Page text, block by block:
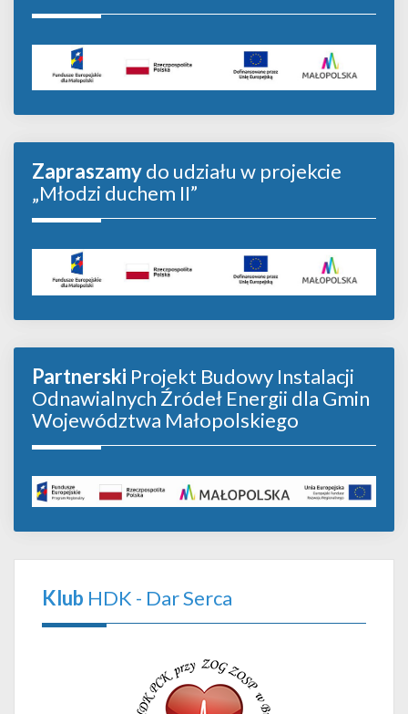
Zapraszamydo udziału w projekcie
„Młodzi duchem II”
Partnerski Projekt Budowy Instalacji
Odnawialnych Źródeł Energii dla Gmin
Województwa Małopolskiego
Klub HDK - Dar Serca